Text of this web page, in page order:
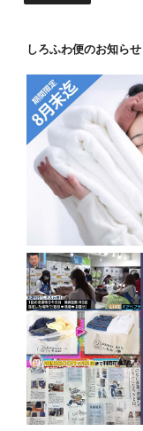
しろふわ便のお知らせ